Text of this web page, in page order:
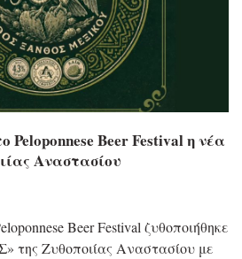
Peloponnese Beer Festival η νέα
Αναστασίου
Beer Festival ζυθοποιήθηκε
της Ζυθοποιίας Αναστασίου με